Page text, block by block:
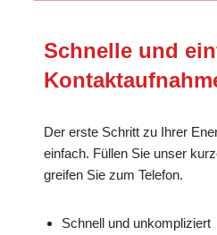
Schnelle und
Der erste Schritt zu Ihrer
einfach. Füllen Sie unser
greifen Sie zum Telefon.
Schnell und unkompliziert